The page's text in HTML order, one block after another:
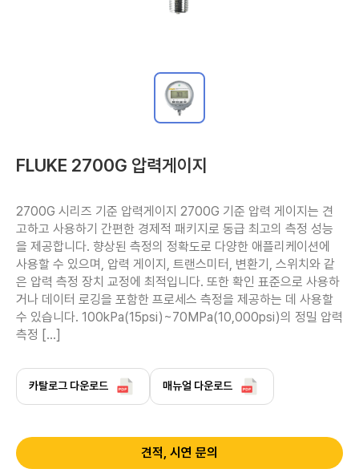
FLUKE 2700G 압력게이지
2700G 시리즈 기준 압력게이지 2700G 기준 압력 게이지는 견
고하고 사용하기 간편한 경제적 패키지로 동급 최고의 측정 성능
을 제공합니다. 향상된 측정의 정확도로 다양한 애플리케이션에
사용할 수 있으며, 압력 게이지, 트랜스미터, 변환기, 스위치와 같
은 압력 측정 장치 교정에 최적입니다. 또한 확인 표준으로 사용하
거나 데이터 로깅을 포함한 프로세스 측정을 제공하는 데 사용할
수 있습니다. 100kPa(15psi)~70MPa(10,000psi)의 정밀 압력
측정 […]
카탈로그 다운로드 매뉴얼 다운로드
견적, 시연 문의